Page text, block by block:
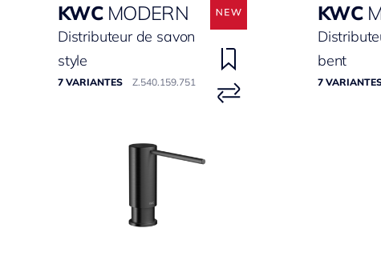
KWC MODERN
Distributeur de savon
style
7 VARIANTES Z.540.159.751
KWC
bent
7